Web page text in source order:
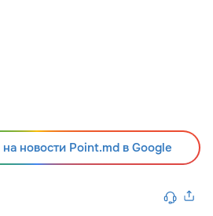
новости Point.md в Google